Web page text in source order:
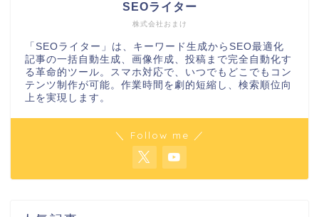
株式会社おまけ
SEOライター
「SEOライター」は、キーワード生成からSEO最適化
記事の一括自動生成、画像作成、投稿まで完全自動化す
る革命的ツール。スマホ対応で、いつでもどこでもコン
テンツ制作が可能。作業時間を劇的短縮し、検索順位向
上を実現します。
＼ Follow me ／